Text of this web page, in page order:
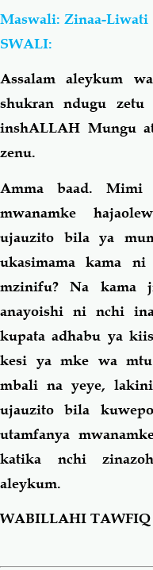
Shirki & Kufru
Salaf Wa Ummah
Fiqh-Ibaadah
Fataawa Za Ulamaa
Akhlaaq-Aadaab
Familia-Jamii
Chemsha Bongo
Mapishi
Maswali: Zinaa-Liwati
SWALI:
Assalam aleykum
shukran ndugu
inshALLAH Mungu
zenu.
Amma baad. Mimi
mwanamke
ujauzito bila ya
ukasimama kama
mzinifu? Na
anayoishi ni nchi
kupata adhabu ya
kesi ya mke wa
mbali na yeye,
ujauzito bila
utamfanya
katika nchi
aleykum.
WABILLAHI TAWFIQ